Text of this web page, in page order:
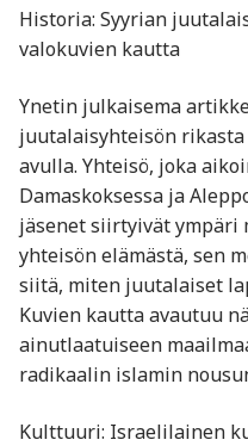
Historia: Syyrian
valokuvien kautta
Ynetin julkaisema
juutalaisyhteisön
avulla. Yhteisö, joka
Damaskoksessa ja
jäsenet siirtyivät ympäri
yhteisön elämästä, sen
siitä, miten juutalaiset
Kuvien kautta avautuu
ainutlaatuiseen
radikaalin islamin
Kulttuuri: Israelilainen